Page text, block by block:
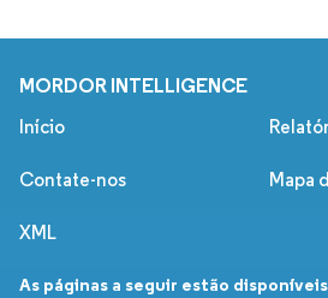
MORDOR INTELLIGENCE
Início
Contate-nos Mapa
XML
As páginas a seguir estão